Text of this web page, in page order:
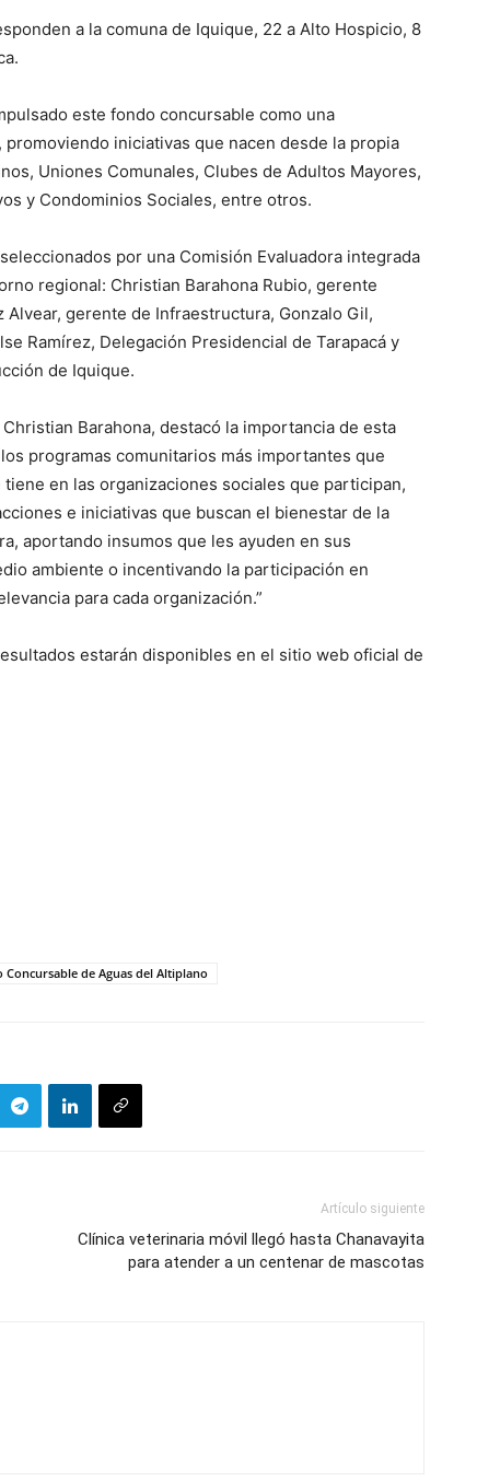
a la comuna de Iquique, 22 a Alto Hospicio, 8
este fondo concursable como una
iniciativas que nacen desde la propia
Uniones Comunales, Clubes de Adultos Mayores,
y Condominios Sociales, entre otros.
por una Comisión Evaluadora integrada
regional: Christian Barahona Rubio, gerente
gerente de Infraestructura, Gonzalo Gil,
Ramírez, Delegación Presidencial de Tarapacá y
de Iquique.
Barahona, destacó la importancia de esta
programas comunitarios más importantes que
en las organizaciones sociales que participan,
e iniciativas que buscan el bienestar de la
aportando insumos que les ayuden en sus
ambiente o incentivando la participación en
para cada organización.”
estarán disponibles en el sitio web oficial de
de Aguas del Altiplano
Artículo siguiente
Clínica veterinaria móvil llegó hasta Chanavayita
para atender a un centenar de mascotas